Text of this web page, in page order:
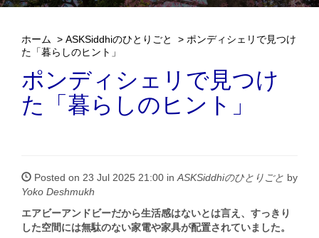
ホーム > ASKSiddhiのひとりごと > ポンディシェリで見つけ
た「暮らしのヒント」
ポンディシェリで見つけ
た「暮らしのヒント」
Posted on 23 Jul 2025 21:00 in ASKSiddhiのひとりごと by
Yoko Deshmukh
エアビーアンドビーだから生活感はないとは言え、すっきり
した空間には無駄のない家電や家具が配置されていました。